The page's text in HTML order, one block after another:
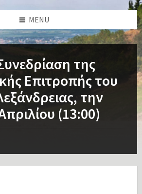
MENU
της
Επιτροπής του
την
(13:00)